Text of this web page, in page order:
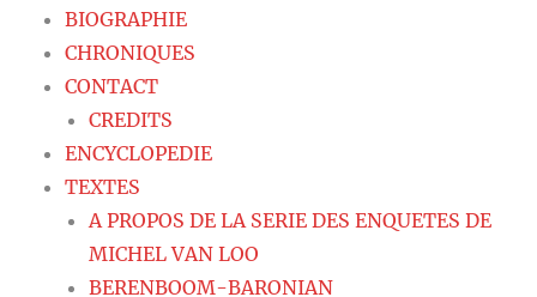
BIOGRAPHIE
CHRONIQUES
CONTACT
CREDITS
ENCYCLOPEDIE
TEXTES
A PROPOS DE LA SERIE DES ENQUETES DE
MICHEL VAN LOO
BERENBOOM-BARONIAN